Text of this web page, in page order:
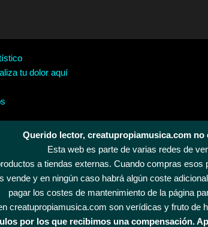
tu dolor aquí
Querido lector, creatupropiamusica.com
Esta web es parte de varias redes de
a tiendas externas. Cuando compras
vende y en ningún caso habrá algún coste
pagar los costes de mantenimiento de la página
creatupropiamusica.com son verídicas y fruto de
por los que recibimos una compensación.